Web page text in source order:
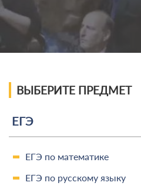
ВЫБЕРИТЕ ПРЕДМЕТ
ЕГЭ
ЕГЭ по математике
ЕГЭ по русскому языку